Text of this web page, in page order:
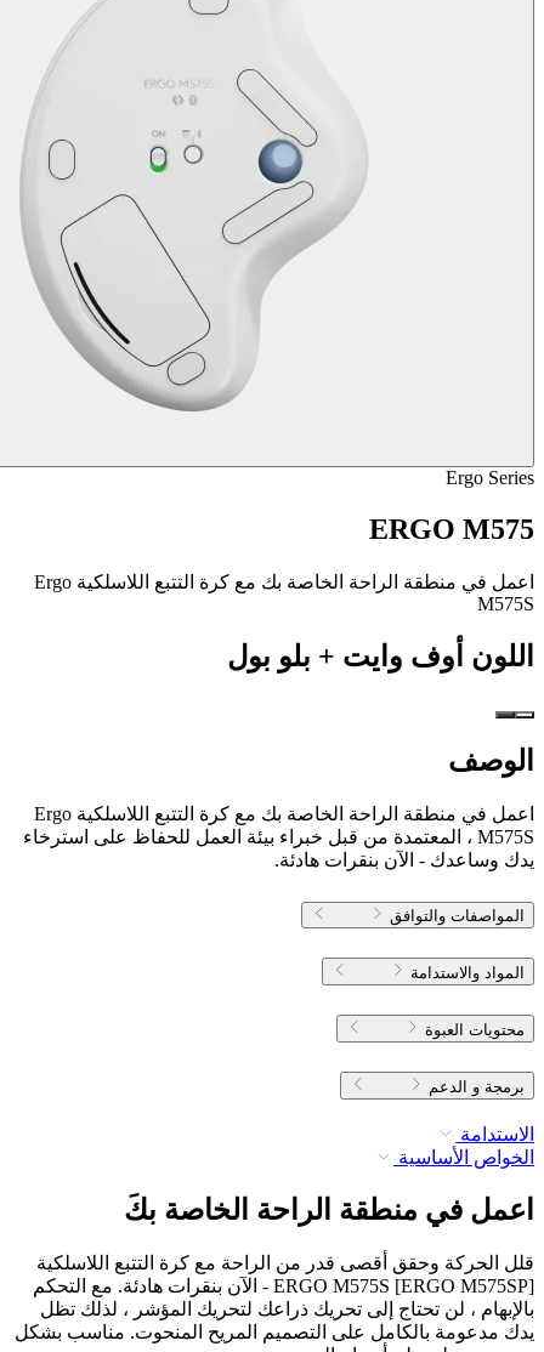
Ergo Series
ERGO M575
اعمل في منطقة الراحة الخاصة بك مع كرة التتبع اللاسلكية Ergo
M575S
اللون أوف وايت + بلو بول
الوصف
اعمل في منطقة الراحة الخاصة بك مع كرة التتبع اللاسلكية Ergo
M575S ، المعتمدة من قبل خبراء بيئة العمل للحفاظ على استرخاء
يدك وساعدك - الآن بنقرات هادئة.
المواصفات والتوافق
المواد والاستدامة
محتويات العبوة
برمجة و الدعم
الاستدامة
الخواص الأساسية
اعمل في منطقة الراحة الخاصة بكَ
قلل الحركة وحقق أقصى قدر من الراحة مع كرة التتبع اللاسلكية
ERGO M575S [ERGO M575SP] - الآن بنقرات هادئة. مع التحكم
بالإبهام ، لن تحتاج إلى تحريك ذراعك لتحريك المؤشر ، لذلك تظل
يدك مدعومة بالكامل على التصميم المريح المنحوت. مناسب بشكل